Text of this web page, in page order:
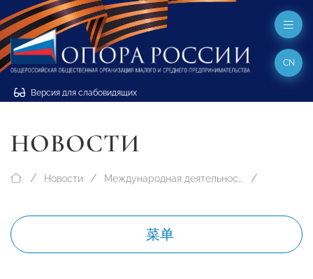
Версия для слабовидящих
CN
НОВОСТИ
Новости Международная деятельность
菜单